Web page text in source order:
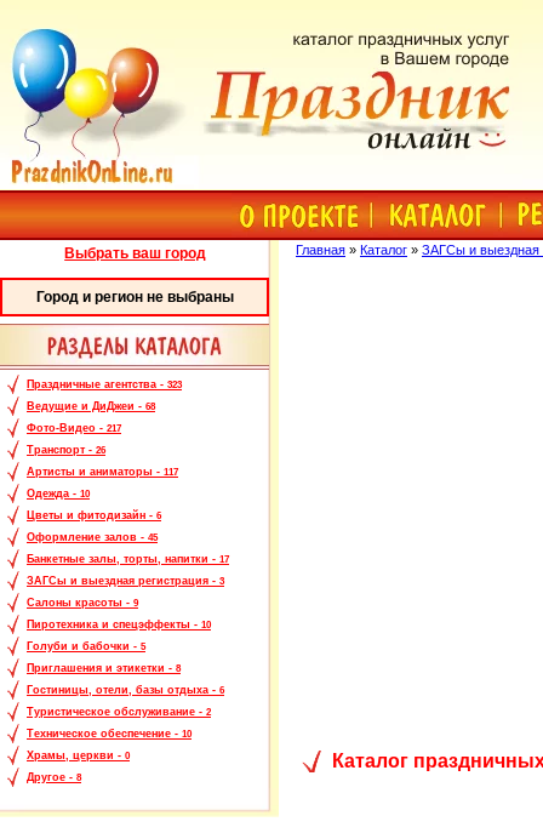
Выбрать ваш город
Город и регион не выбраны
Праздничные агентства - 323
Ведущие и ДиДжеи - 68
Фото-Видео - 217
Транспорт - 26
Артисты и аниматоры - 117
Одежда - 10
Цветы и фитодизайн - 6
Оформление залов - 45
Банкетные залы, торты, напитки - 17
ЗАГСы и выездная регистрация - 3
Салоны красоты - 9
Пиротехника и спецэффекты - 10
Голуби и бабочки - 5
Приглашения и этикетки - 8
Гостиницы, отели, базы отдыха - 6
Туристическое обслуживание - 2
Техническое обеспечение - 10
Храмы, церкви - 0
Другое - 8
Главная » Каталог » ЗАГСы и выездная
Каталог